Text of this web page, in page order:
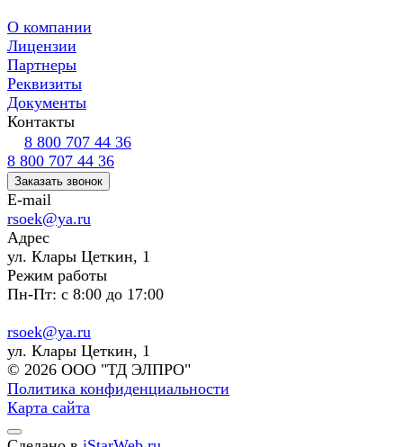
О компании
Лицензии
Партнеры
Реквизиты
Документы
Контакты
8 800 707 44 36
8 800 707 44 36
Заказать звонок
E-mail
rsoek@ya.ru
Адрес
ул. Клары Цеткин, 1
Режим работы
Пн-Пт: с 8:00 до 17:00
rsoek@ya.ru
ул. Клары Цеткин, 1
© 2026 ООО "ТД ЭЛПРО"
Политика конфиденциальности
Карта сайта